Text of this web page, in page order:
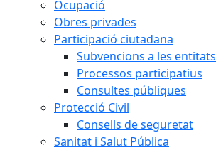
Ocupació
Obres privades
Participació ciutadana
Subvencions a les entitats
Processos participatius
Consultes públiques
Protecció Civil
Consells de seguretat
Sanitat i Salut Pública